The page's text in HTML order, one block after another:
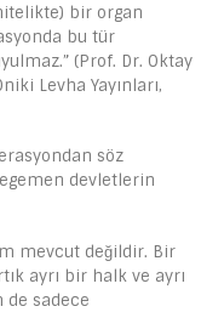
bir organ
bu tür
(Prof. Dr. Oktay
Levha Yayınları,
söz
devletlerin
mevcut değildir. Bir
ayrı bir halk ve ayrı
de sadece